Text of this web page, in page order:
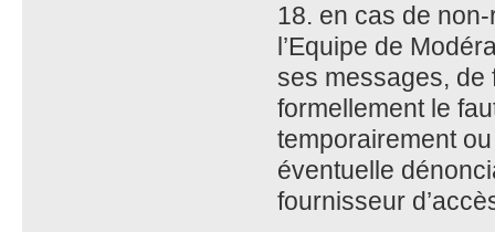
18. en cas de
l’Equipe de
ses messages, de
formellement le
temporairement
éventuelle
fournisseur